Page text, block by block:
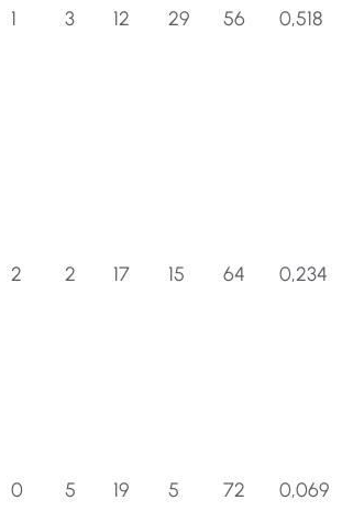
1 3 12 29 56 0,518
2 2 17 15 64 0,234
0 5 19 5 72 0,069